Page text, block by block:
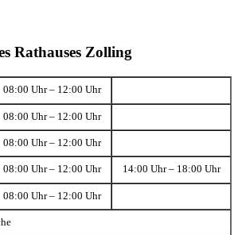
Rathauses Zolling
08:00 Uhr – 12:00 Uhr
08:00 Uhr – 12:00 Uhr
08:00 Uhr – 12:00 Uhr
08:00 Uhr – 12:00 Uhr 14:00 Uhr – 18:00 Uhr
08:00 Uhr – 12:00 Uhr